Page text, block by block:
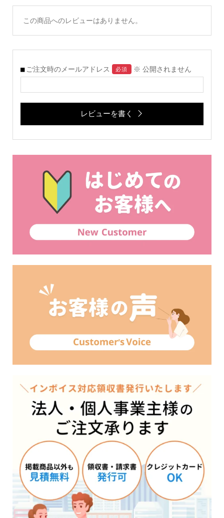
この商品へのレビューはありません。
ご注文時のメールアドレス 必須 ※ 公開されません
レビューを書く